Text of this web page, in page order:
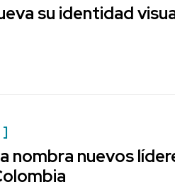
su identidad
nombra nuevos